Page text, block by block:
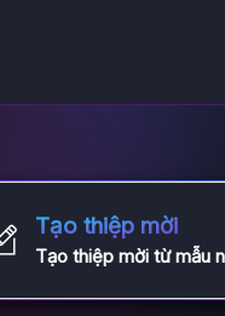
Tạo thiệp mời
Tạo thiệp mời từ mẫu